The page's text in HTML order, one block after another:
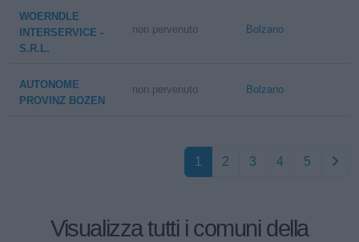
WOERNDLE
INTERSERVICE -
S.R.L.
non pervenuto Bolzano
AUTONOME
PROVINZ BOZEN
non pervenuto Bolzano
1 2 3 4 5
Visualizza tutti i comuni della